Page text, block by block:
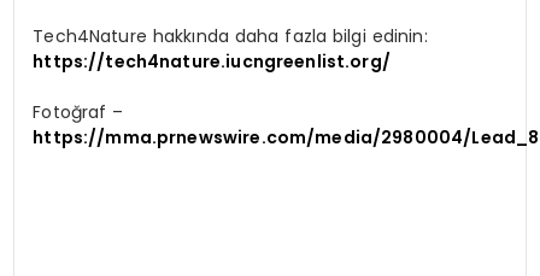
Tech4Nature hakkında daha fazla bilgi edinin:
https://tech4nature.iucngreenlist.org/
Fotoğraf –
https://mma.prnewswire.com/media/2980004/